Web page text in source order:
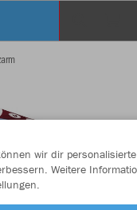
wir dir personalisierte
Weitere